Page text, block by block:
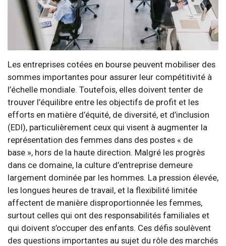
Les entreprises cotées en bourse peuvent mobiliser des
sommes importantes pour assurer leur compétitivité à
l’échelle mondiale. Toutefois, elles doivent tenter de
trouver l’équilibre entre les objectifs de profit et les
efforts en matière d’équité, de diversité, et d’inclusion
(EDI), particulièrement ceux qui visent à augmenter la
représentation des femmes dans des postes « de
base », hors de la haute direction. Malgré les progrès
dans ce domaine, la culture d’entreprise demeure
largement dominée par les hommes. La pression élevée,
les longues heures de travail, et la flexibilité limitée
affectent de manière disproportionnée les femmes,
surtout celles qui ont des responsabilités familiales et
qui doivent s’occuper des enfants. Ces défis soulèvent
des questions importantes au sujet du rôle des marchés